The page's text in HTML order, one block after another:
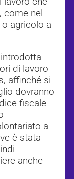
come nel
agricolo a
di lavoro
affinché si
dovranno
fiscale
a
è stata
anche